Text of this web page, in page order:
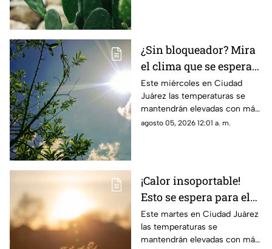
¿Sin bloqueador? Mira
el clima que se espera
para hoy, 5 de agosto,
en Ciudad Juárez
Este miércoles en Ciudad
Juárez las temperaturas se
mantendrán elevadas con más
de 40 grados
agosto 05, 2026 12:01 a. m.
¡Calor insoportable!
Esto se espera para el
clima de hoy en Ciudad
Juárez
Este martes en Ciudad Juárez
las temperaturas se
mantendrán elevadas con más